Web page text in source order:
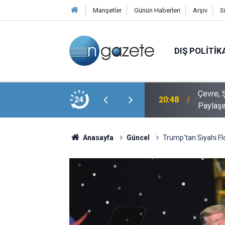
Manşetler Günün Haberleri Arşiv
DIŞ
24
Ağabeyi Hür Ağbaba, Egeşehir
20:48
Çevre,
Anasayfa Güncel Trump'tan Siyahi